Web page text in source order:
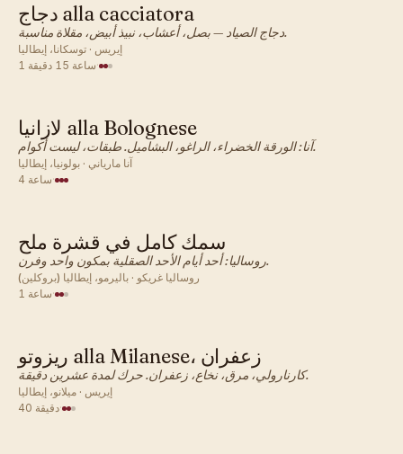
إيطالي · عشاء
دجاج alla cacciatora
دجاج الصياد — بصل، أعشاب، نبيذ أبيض، مقلاة مناسبة.
إيريس · توسكانا، إيطاليا
1 ساعة 15 دقيقة·
إيطالي · عشاء
لازانيا alla Bolognese
آنا: الورقة الخضراء، الراغو، البشاميل. طبقات، ليست أكوام.
آنا مارياني · بولونيا، إيطاليا
4 ساعة·
إيطالي · عشاء
سمك كامل في قشرة ملح
روساليا: أحد أيام الأحد الصقلية بمكون واحد وفرن.
روساليا غريكو · باليرمو، إيطاليا (بروكلين)
1 ساعة·
إيطالي · عشاء ريزوتو alla Milanese، زعفران
كارنارولي، مرق، نخاع، زعفران. حرك لمدة عشرين دقيقة.
إيريس · ميلانو، إيطاليا
40 دقيقة·